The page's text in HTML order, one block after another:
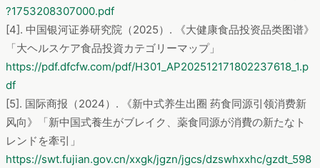
?1753208307000.pdf
[4]. 中国银河证券研究院（2025）. 《大健康食品投资品类图谱》
「大ヘルスケア食品投資カテゴリーマップ」
https://pdf.dfcfw.com/pdf/H301_AP202512171802237618_1.p
df
[5]. 国际商报（2024）. 《新中式养生出圈 药食同源引领消费新
风向》「新中国式養生がブレイク、薬食同源が消費の新たなト
レンドを牽引」
https://swt.fujian.gov.cn/xxgk/jgzn/jgcs/dzswhxxhc/gzdt_598